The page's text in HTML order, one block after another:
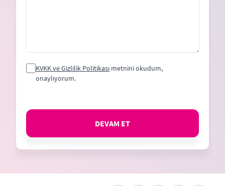
KVKK ve Gizlilik Politikası metnini okudum,
onaylıyorum.
DEVAM ET